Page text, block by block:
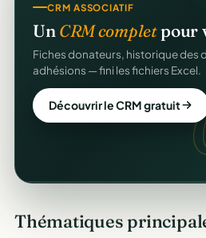
CRM ASSOCIATIF
UnCRM completpour
Fiches donateurs, historique des
adhésions — fini les fichiers Excel.
Découvrir le CRM gratuit
SITE WEB
Votre site web
Une page publique élégante et un
en cinq minutes. Sans webmaster.
Créer mon site gratuit
Thématiques